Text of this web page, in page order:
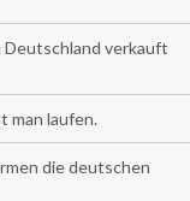
Deutschland verkauft
man laufen.
die deutschen